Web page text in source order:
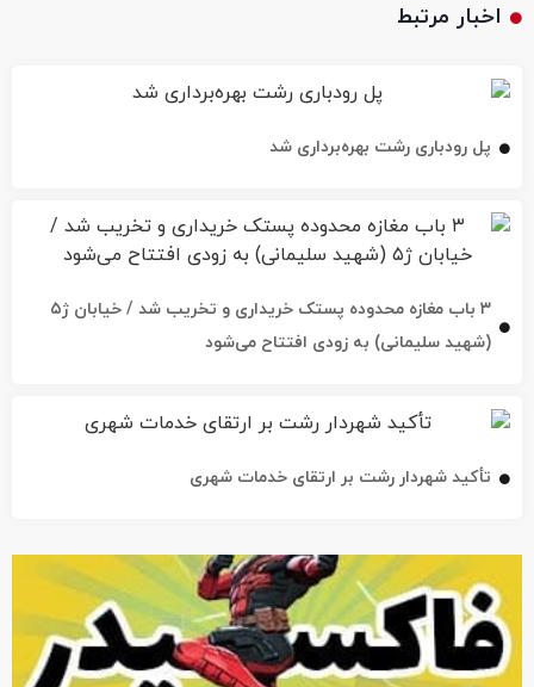
اخبار مرتبط
پل رودباری رشت بهره‌برداری شد
۳ باب مغازه محدوده پستک خریداری و تخریب شد / خیابان ژ۵
(شهید سلیمانی) به زودی افتتاح می‌شود
تأکید شهردار رشت بر ارتقای خدمات شهری